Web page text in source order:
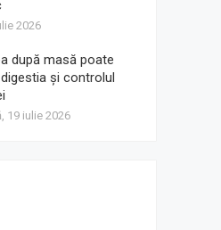
2026
după masă poate
și controlul
19 iulie 2026